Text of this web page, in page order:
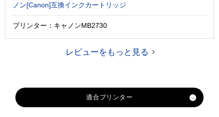
ノン[Canon]互換インクカートリッジ
プリンター：キャノンMB2730
レビューをもっと見る